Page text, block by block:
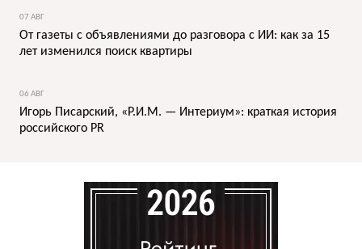
07 АВГ
От газеты с объявлениями до разговора с ИИ: как за 15
лет изменился поиск квартиры
06 АВГ
Игорь Писарский, «Р.И.М. — Интериум»: краткая история
российского PR